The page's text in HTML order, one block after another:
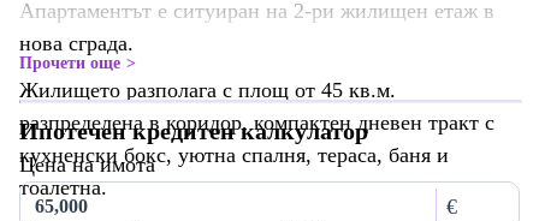
Апартаментът е ситуиран на 2-ри жилищен етаж в
нова сграда.
Жилището разполага с площ от 45 кв.м.
разпределена в коридор, компактен дневен тракт с
кухненски бокс, уютна спалня, тераса, баня и
тоалетна.
Прочети още
Ипотечен кредитен калкулатор
Цена на имота
€